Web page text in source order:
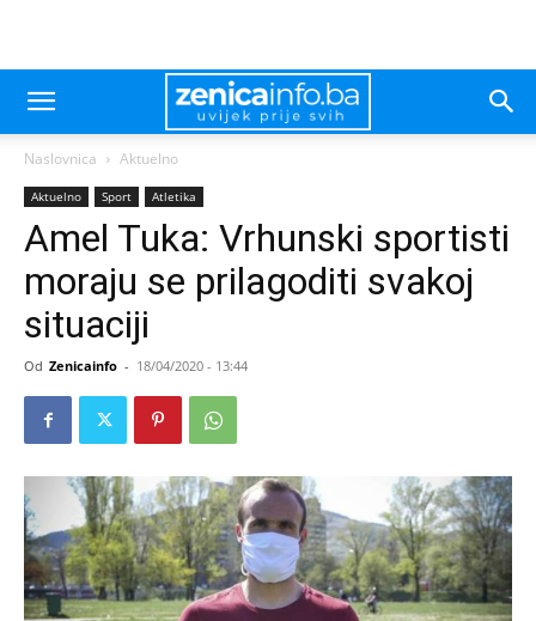
Naslovnica Aktuelno
Aktuelno Sport Atletika
Amel Tuka: Vrhunski sportisti
moraju se prilagoditi svakoj
situaciji
Od Zenicainfo - 18/04/2020 - 13:44